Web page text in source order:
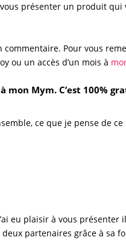
présenter un produit
commentaire. Pour vous
ou un accès d’un mois à
mon Mym. C’est 100%
ce que je pense de ce
eu plaisir à vous
partenaires grâce à sa